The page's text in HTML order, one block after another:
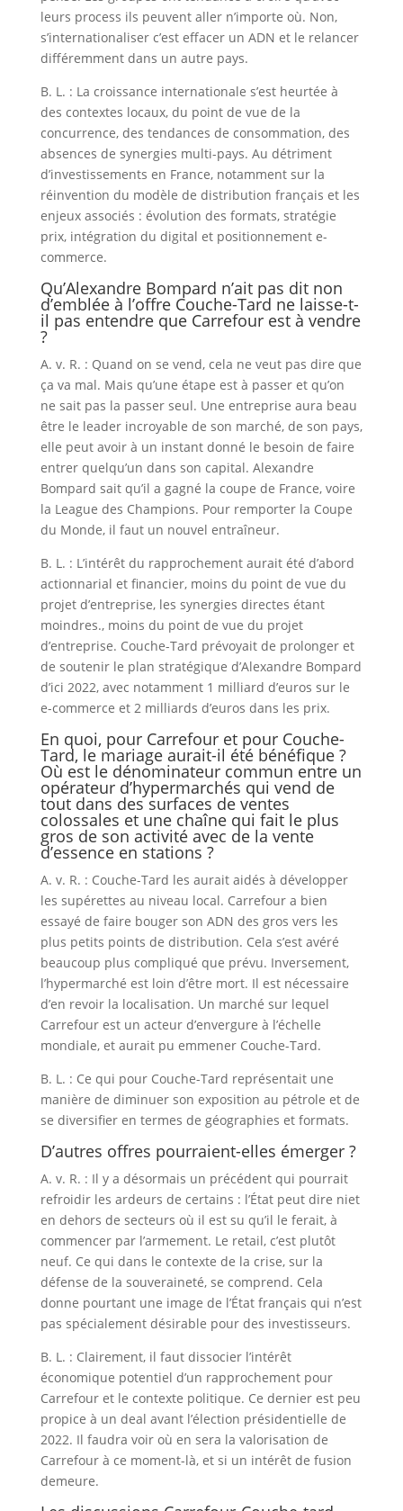
leurs process ils peuvent aller n’importe où. Non,
s’internationaliser c’est effacer un ADN et le relancer
différemment dans un autre pays.
B. L. : La croissance internationale s’est heurtée à
des contextes locaux, du point de vue de la
concurrence, des tendances de consommation, des
absences de synergies multi-pays. Au détriment
d’investissements en France, notamment sur la
réinvention du modèle de distribution français et les
enjeux associés : évolution des formats, stratégie
prix, intégration du digital et positionnement e-
commerce.
Qu’Alexandre Bompard n’ait pas dit non
d’emblée à l’offre Couche-Tard ne laisse-t-
il pas entendre que Carrefour est à vendre
?
A. v. R. : Quand on se vend, cela ne veut pas dire que
ça va mal. Mais qu’une étape est à passer et qu’on
ne sait pas la passer seul. Une entreprise aura beau
être le leader incroyable de son marché, de son pays,
elle peut avoir à un instant donné le besoin de faire
entrer quelqu’un dans son capital. Alexandre
Bompard sait qu’il a gagné la coupe de France, voire
la League des Champions. Pour remporter la Coupe
du Monde, il faut un nouvel entraîneur.
B. L. : L’intérêt du rapprochement aurait été d’abord
actionnarial et financier, moins du point de vue du
projet d’entreprise, les synergies directes étant
moindres., moins du point de vue du projet
d’entreprise. Couche-Tard prévoyait de prolonger et
de soutenir le plan stratégique d’Alexandre Bompard
d’ici 2022, avec notamment 1 milliard d’euros sur le
e-commerce et 2 milliards d’euros dans les prix.
En quoi, pour Carrefour et pour Couche-
Tard, le mariage aurait-il été bénéfique ?
Où est le dénominateur commun entre un
opérateur d’hypermarchés qui vend de
tout dans des surfaces de ventes
colossales et une chaîne qui fait le plus
gros de son activité avec de la vente
d’essence en stations ?
A. v. R. : Couche-Tard les aurait aidés à développer
les supérettes au niveau local. Carrefour a bien
essayé de faire bouger son ADN des gros vers les
plus petits points de distribution. Cela s’est avéré
beaucoup plus compliqué que prévu. Inversement,
l’hypermarché est loin d’être mort. Il est nécessaire
d’en revoir la localisation. Un marché sur lequel
Carrefour est un acteur d’envergure à l’échelle
mondiale, et aurait pu emmener Couche-Tard.
B. L. : Ce qui pour Couche-Tard représentait une
manière de diminuer son exposition au pétrole et de
se diversifier en termes de géographies et formats.
D’autres offres pourraient-elles émerger ?
A. v. R. : Il y a désormais un précédent qui pourrait
refroidir les ardeurs de certains : l’État peut dire niet
en dehors de secteurs où il est su qu’il le ferait, à
commencer par l’armement. Le retail, c’est plutôt
neuf. Ce qui dans le contexte de la crise, sur la
défense de la souveraineté, se comprend. Cela
donne pourtant une image de l’État français qui n’est
pas spécialement désirable pour des investisseurs.
B. L. : Clairement, il faut dissocier l’intérêt
économique potentiel d’un rapprochement pour
Carrefour et le contexte politique. Ce dernier est peu
propice à un deal avant l’élection présidentielle de
2022. Il faudra voir où en sera la valorisation de
Carrefour à ce moment-là, et si un intérêt de fusion
demeure.